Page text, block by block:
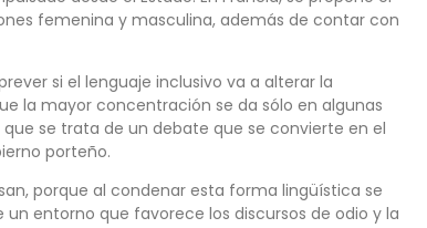
femenina y masculina, además de contar con
si el lenguaje inclusivo va a alterar la
la mayor concentración se da sólo en algunas
se trata de un debate que se convierte en el
porteño.
porque al condenar esta forma lingüística se
entorno que favorece los discursos de odio y la